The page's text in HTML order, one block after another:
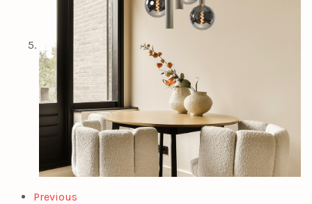
Previous